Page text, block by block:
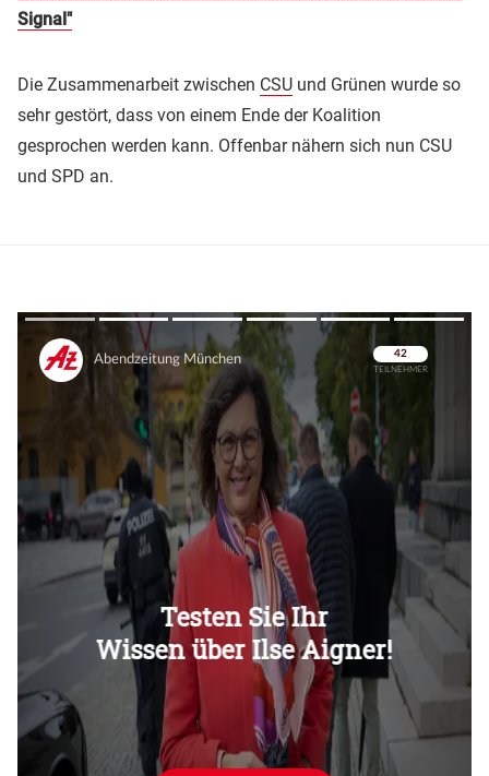
Signal"
Die Zusammenarbeit zwischen CSU und Grünen wurde so
sehr gestört, dass von einem Ende der Koalition
gesprochen werden kann. Offenbar nähern sich nun CSU
und SPD an.
Überspringen
Überspringen